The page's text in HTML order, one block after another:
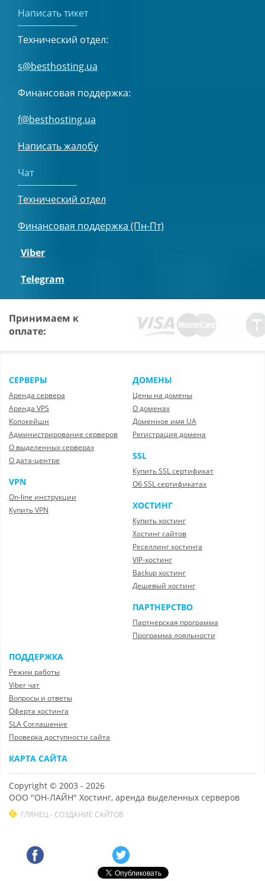
Написать тикет
Технический отдел:
s@besthosting.ua
Финансовая поддержка:
f@besthosting.ua
Написать жалобу
Чат
Технический отдел
Финансовая поддержка (Пн-Пт)
Viber
Telegram
Принимаем к
оплате:
СЕРВЕРЫ
Аренда сервера
Аренда VPS
Колокейшн
Администрирование серверов
О выделенных серверах
О дата-центре
VPN
On-line инструкции
Купить VPN
ДОМЕНЫ
Цены на домены
О доменах
Доменное имя UA
Регистрация домена
SSL
Купить SSL сертификат
Об SSL сертификатах
ХОСТИНГ
Купить хостинг
Хостинг сайтов
Реселлинг хостинга
VIP-хостинг
Backup хостинг
Дешевый хостинг
ПАРТНЕРСТВО
Партнерская программа
Программа лояльности
ПОДДЕРЖКА
Режим работы
Viber чат
Вопросы и ответы
Оферта хостинга
SLA Соглашение
Проверка доступности сайта
КАРТА САЙТА
Copyright © 2003 - 2026
ООО "ОН-ЛАЙН" Хостинг, аренда выделенных серверов
ГЛЯНЕЦ - СОЗДАНИЕ САЙТОВ